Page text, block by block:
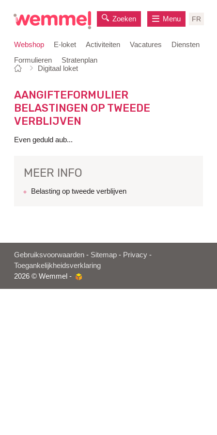
Webshop E-loket Activiteiten Vacatures
Diensten
Formulieren
Stratenplan
Zoeken FR
Menu
Je
hier:
Startpagina
Digitaal loket
AANGIFTEFORMULIER
BELASTINGEN OP TWEEDE
VERBLIJVEN
Even geduld aub...
MEER INFO
Belasting op tweede verblijven
Gebruiksvoorwaarden - Sitemap - Privacy -
Toegankelijkheidsverklaring
2026 © Wemmel -